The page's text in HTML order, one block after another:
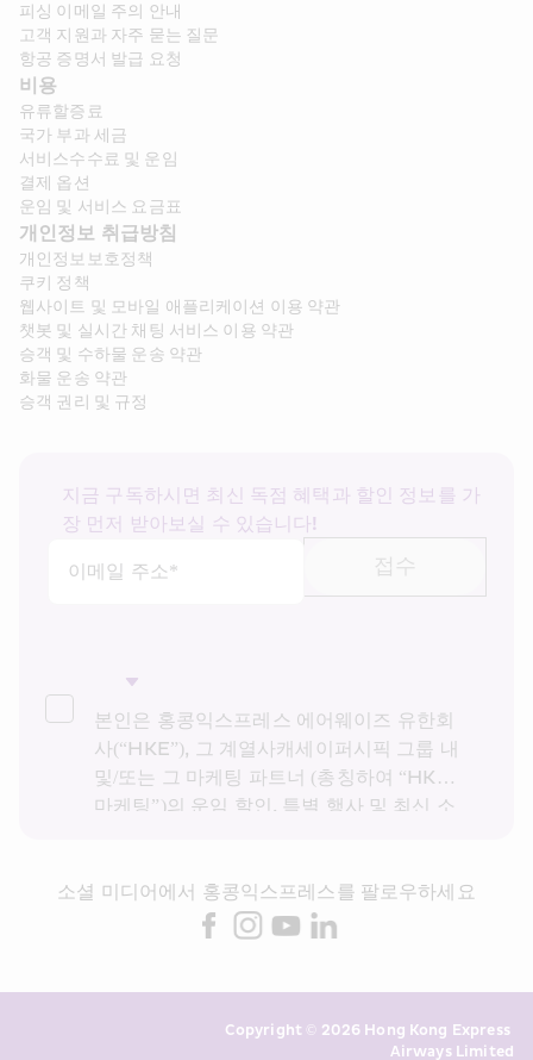
피싱 이메일 주의 안내
고객 지원과 자주 묻는 질문
항공 증명서 발급 요청
비용
유류할증료
국가 부과 세금
서비스수수료 및 운임
결제 옵션
운임 및 서비스 요금표
개인정보 취급방침
개인정보보호정책
쿠키 정책
웹사이트 및 모바일 애플리케이션 이용 약관
챗봇 및 실시간 채팅 서비스 이용 약관
승객 및 수하물 운송 약관
화물 운송 약관
승객 권리 및 규정
지금 구독하시면 최신 독점 혜택과 할인 정보를 가
장 먼저 받아보실 수 있습니다!
이메일 주소*
접수
본인은 홍콩익스프레스 에어웨이즈 유한회
사(“HKE”), 그 계열사캐세이퍼시픽 그룹 내
및/또는 그 마케팅 파트너 (총칭하여 “HKE
마케팅”)의 운임 할인, 특별 행사 및 최신 소
케팅이 다이렉트 마케팅을 위해 상기 개인정
보 및 과거 거래 기록을 사용하는 것에 동의
의 개인정보 처리방침을 참조하시기 바랍니
소셜 미디어에서 홍콩익스프레스를 팔로우하세요
Copyright © 2026 Hong Kong Express
Airways Limited